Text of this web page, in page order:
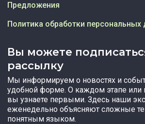
Вы можете
рассылку
Мы информируем о новостях и
удобной форме. О каждом этапе или
вы узнаете первыми. Здесь наши
еженедельно объясняют сложные
понятным языком.
Предложения
Политика обработки персональных